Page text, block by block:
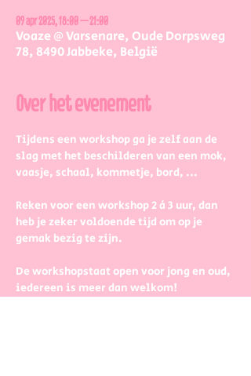
09 apr 2025, 18:00 – 21:00
Voaze @ Varsenare, Oude Dorpsweg
78, 8490 Jabbeke, België
Over het evenement
Tijdens een workshop ga je zelf aan de
slag met het beschilderen van een mok,
vaasje, schaal, kommetje, bord, ...
Reken voor een workshop 2 à 3 uur, dan
heb je zeker voldoende tijd om op je
gemak bezig te zijn.
De workshopstaat open voor jong en oud,
iedereen is meer dan welkom!